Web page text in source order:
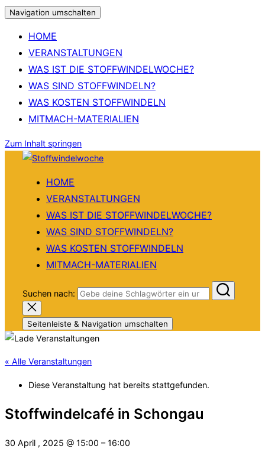
Navigation umschalten
HOME
VERANSTALTUNGEN
WAS IST DIE STOFFWINDELWOCHE?
WAS SIND STOFFWINDELN?
WAS KOSTEN STOFFWINDELN
MITMACH-MATERIALIEN
Zum Inhalt springen
HOME
VERANSTALTUNGEN
WAS IST DIE STOFFWINDELWOCHE?
WAS SIND STOFFWINDELN?
WAS KOSTEN STOFFWINDELN
MITMACH-MATERIALIEN
Suchen nach:
Seitenleiste & Navigation umschalten
« Alle Veranstaltungen
Diese Veranstaltung hat bereits stattgefunden.
Stoffwindelcafé in Schongau
30 April , 2025 @ 15:00 – 16:00